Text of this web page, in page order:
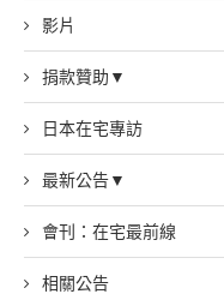
影片
捐款贊助▼
日本在宅專訪
最新公告▼
會刊：在宅最前線
相關公告